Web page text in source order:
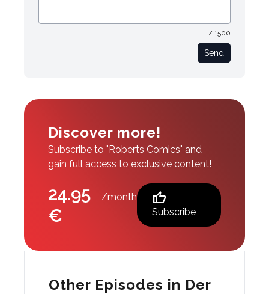
/ 1500
Send
Discover more!
Subscribe to "Roberts Comics" and
gain full access to exclusive content!
24.95
€
/month thumb_up
Subscribe
Other Episodes in Der